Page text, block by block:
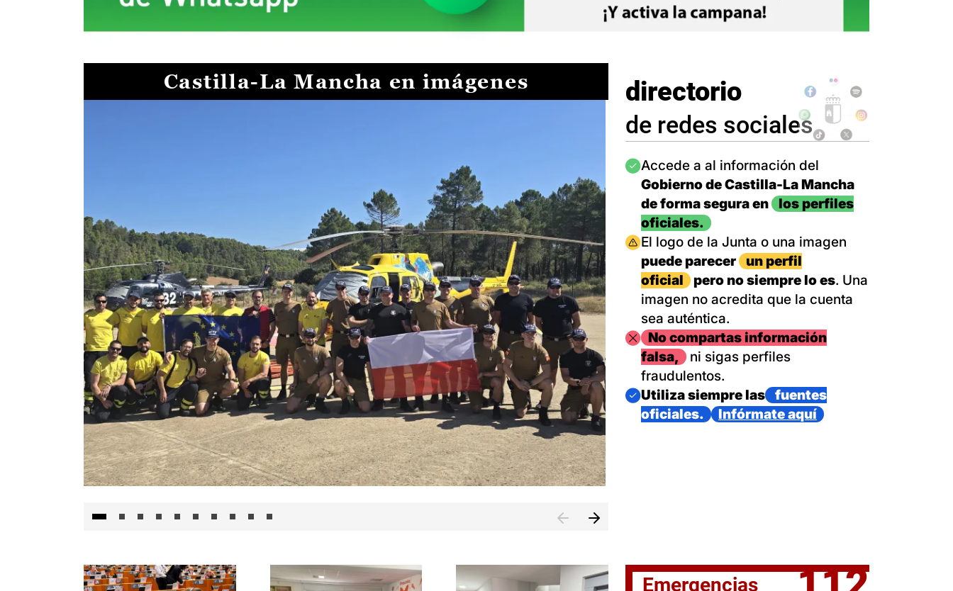
Castilla-La Mancha en imágenes directorio
de redes sociales
Imagen
Accede a al información del
Gobierno de Castilla-La Mancha
de forma segura en
los perfiles
oficiales.
Imagen
El logo de la Junta o una imagen
puede parecer
un perfil
oficial
pero no siempre lo es. Una
imagen no acredita que la cuenta
sea auténtica.
ImagenNo compartas información
falsa,
ni sigas perfiles
fraudulentos.
Imagen
Utiliza siempre las
fuentes
oficiales.
Infórmate aquí
Emergencias